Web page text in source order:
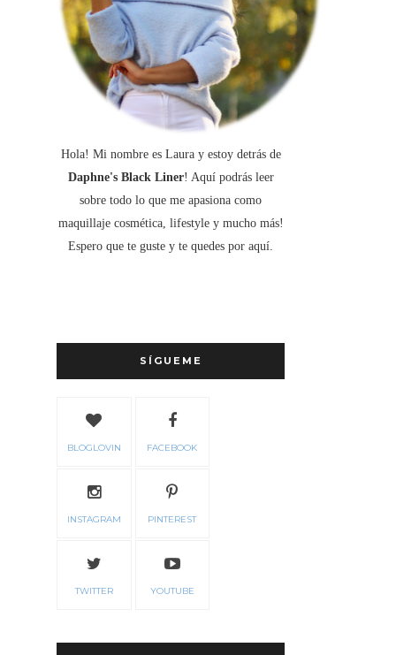
Hola! Mi nombre es Laura y estoy detrás de
Daphne's Black Liner! Aquí podrás leer
sobre todo lo que me apasiona como
maquillaje cosmética, lifestyle y mucho más!
Espero que te guste y te quedes por aquí.
SÍGUEME
BLOGLOVIN FACEBOOK
INSTAGRAM PINTEREST
TWITTER YOUTUBE